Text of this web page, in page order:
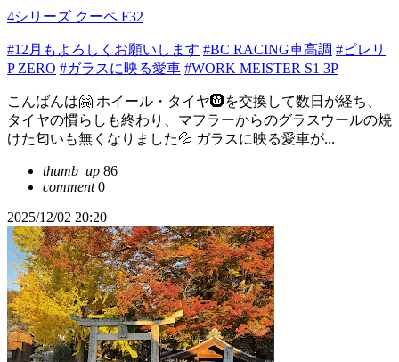
4シリーズ クーペ F32
#12月もよろしくお願いします #BC RACING車高調 #ピレリ
P ZERO #ガラスに映る愛車 #WORK MEISTER S1 3P
こんばんは🤗 ホイール・タイヤ🛞を交換して数日が経ち、
タイヤの慣らしも終わり、マフラーからのグラスウールの焼
けた匂いも無くなりました💦 ガラスに映る愛車が...
thumb_up 86
comment0
2025/12/02 20:20